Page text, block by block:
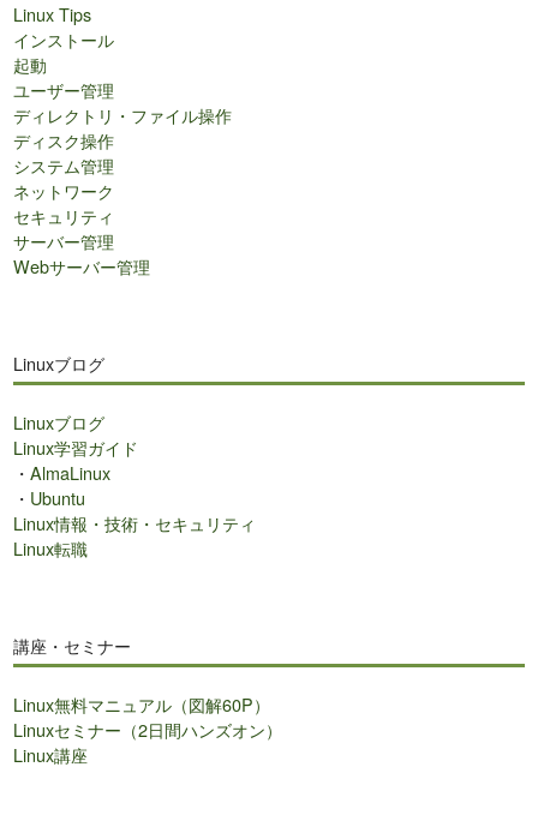
Linux Tips
インストール
起動
ユーザー管理
ディレクトリ・ファイル操作
ディスク操作
システム管理
ネットワーク
セキュリティ
サーバー管理
Webサーバー管理
Linuxブログ
Linuxブログ
Linux学習ガイド
・AlmaLinux
・ Ubuntu
Linux情報・技術・セキュリティ
Linux転職
講座・セミナー
Linux無料マニュアル（図解60P）
Linuxセミナー（2日間ハンズオン）
Linux講座